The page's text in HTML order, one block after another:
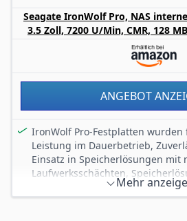
Seagate IronWolf Pro, NAS
3.5 Zoll, 7200 U/Min, CMR, 128
silber, inkl. 3 Jahre Rescue
ST4000NE001
ANGEBOT
IronWolf Pro-Festplatten
Leistung im Dauerbetrieb,
Einsatz in Speicherlösungen mit
Laufwerksschächten,
Benutzer in gewerblichen
Unternehmensanwendungen
Mehr